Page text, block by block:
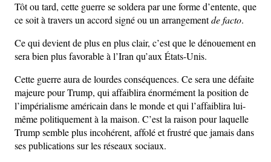
Tôt ou tard, cette guerre se soldera par une forme d’entente, que
ce soit à travers un accord signé ou un arrangementde facto.
Ce qui devient de plus en plus clair, c’est que le dénouement en
sera bien plus favorable à l’Iran qu’aux États-Unis.
Cette guerre aura de lourdes conséquences. Ce sera une défaite
majeure pour Trump, qui affaiblira énormément la position de
l’impérialisme américain dans le monde et qui l’affaiblira lui-
même politiquement à la maison. C’est la raison pour laquelle
Trump semble plus incohérent, affolé et frustré que jamais dans
ses publications sur les réseaux sociaux.